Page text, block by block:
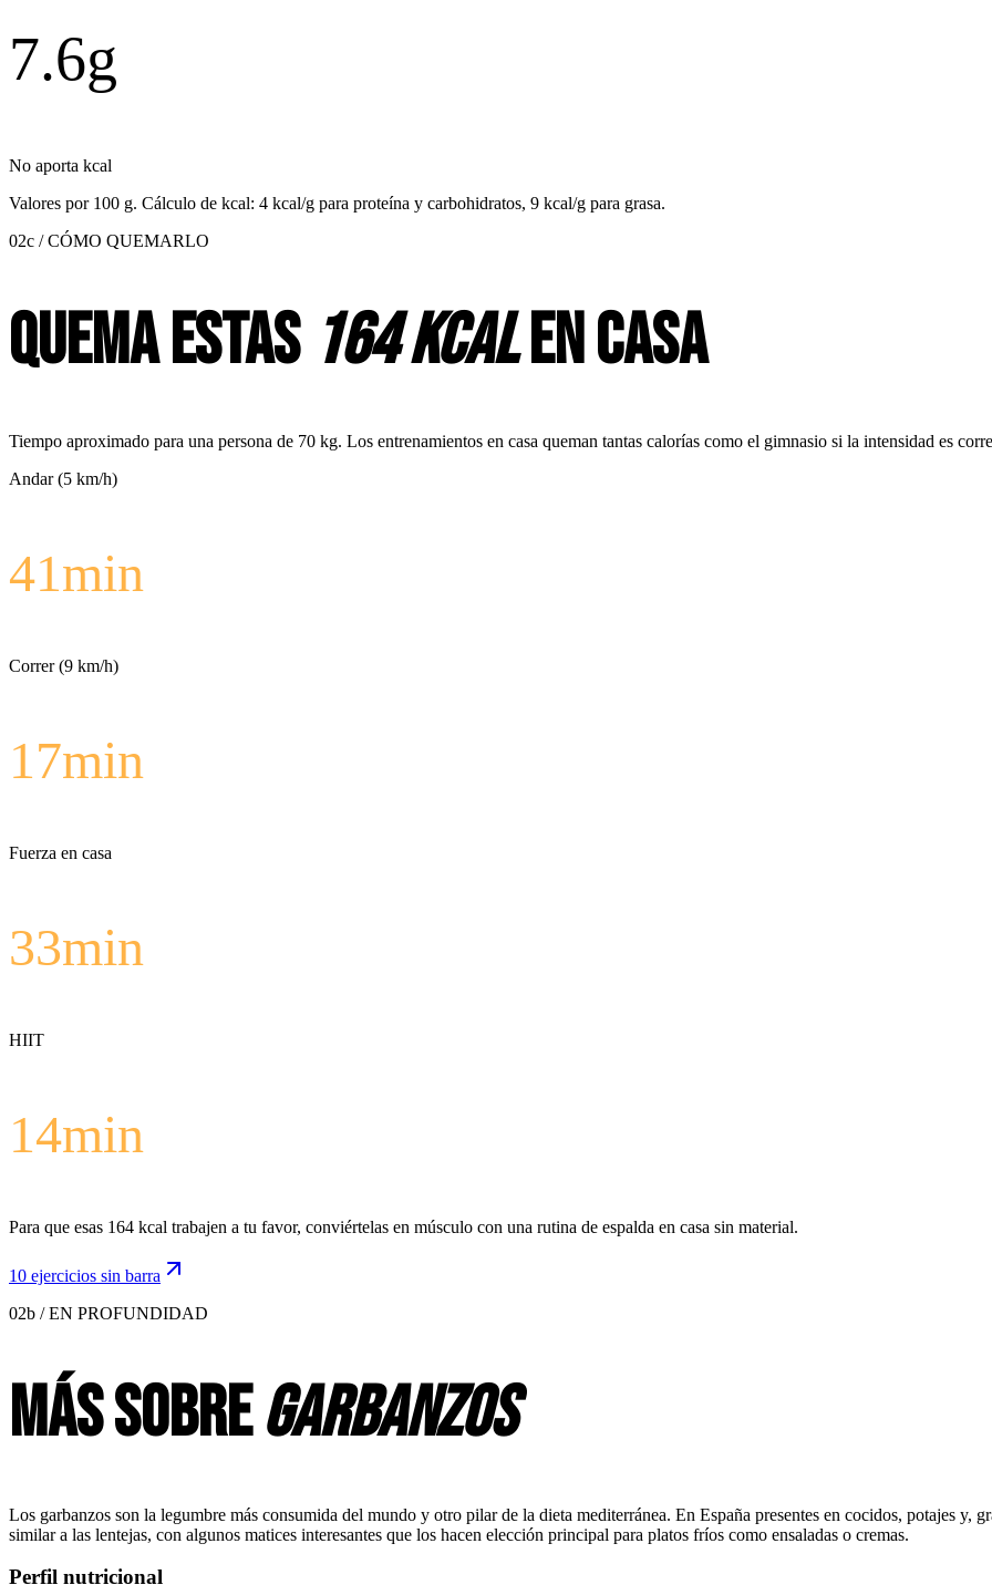
7.6g
No aporta kcal
Valores por 100 g. Cálculo de kcal: 4 kcal/g para proteína y carbohidratos, 9 kcal/g para grasa.
02c / CÓMO QUEMARLO
Quema estas 164 kcalen casa
Tiempo aproximado para una persona de 70 kg. Los entrenamientos en casa queman tantas calorías como el gimnasio si la intensidad es
Andar (5 km/h)
41min
Correr (9 km/h)
17min
Fuerza en casa
33min
HIIT
14min
Para que esas 164 kcal trabajen a tu favor, conviértelas en músculo con una rutina de espalda en casa sin material.
10 ejercicios sin barra
02b / EN PROFUNDIDAD
Más sobregarbanzos
Los garbanzos son la legumbre más consumida del mundo y otro pilar de la dieta mediterránea. En España presentes en cocidos, potajes y,
similar a las lentejas, con algunos matices interesantes que los hacen elección principal para platos fríos como ensaladas o cremas.
Perfil nutricional